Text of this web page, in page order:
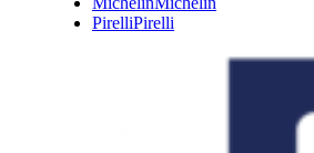
PirelliPirelli